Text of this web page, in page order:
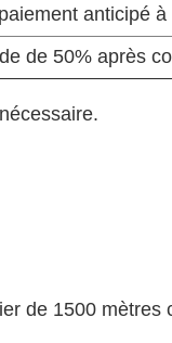
anticipé à
de 50% après
de 1500 mètres